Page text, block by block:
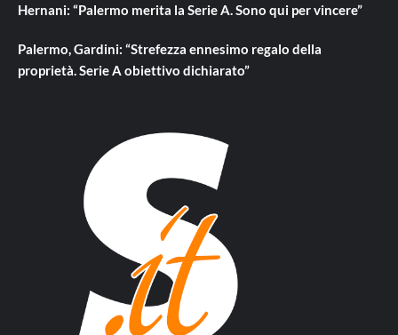
Hernani: “Palermo merita la Serie A. Sono qui per vincere”
Palermo, Gardini: “Strefezza ennesimo regalo della
proprietà. Serie A obiettivo dichiarato”